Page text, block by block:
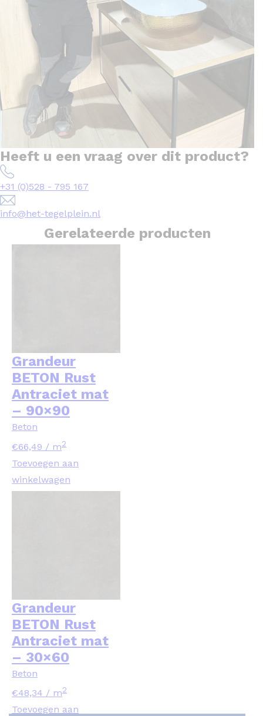
Heeft u een vraag over dit product?
+31 (0)528 - 795 167
info@het-tegelplein.nl
Gerelateerde producten
Grandeur
BETON Rust
Antraciet mat
– 90×90
Beton
€66,49 / m2
Toevoegen aan
winkelwagen
Grandeur
BETON Rust
Antraciet mat
– 30×60
Beton
€48,34 / m2
Toevoegen aan